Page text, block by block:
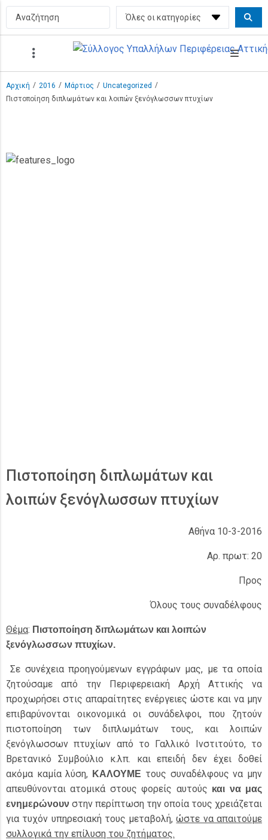
Αρχική / 2016 / Μάρτιος / Uncategorized /
Πιστοποίηση διπλωμάτων και λοιπών ξενόγλωσσων πτυχίων
Πιστοποίηση διπλωμάτων και
λοιπών ξενόγλωσσων πτυχίων
Αθήνα 10-3-2016
Αρ. πρωτ: 20
Προς
Όλους τους συναδέλφους
Θέμα: Πιστοποίηση διπλωμάτων και λοιπών
ξενόγλωσσων πτυχίων.
Σε συνέχεια προηγούμενων εγγράφων μας, με τα οποία
ζητούσαμε από την Περιφερειακή Αρχή Αττικής να
προχωρήσει στις απαραίτητες ενέργειες ώστε και να μην
επιβαρύνονται οικονομικά οι συνάδελφοι, που ζητούν
πιστοποίηση των διπλωμάτων τους, και λοιπών
ξενόγλωσσων πτυχίων από το Γαλλικό Ινστιτούτο, το
Βρετανικό Συμβούλιο κ.λπ. και επειδή δεν έχει δοθεί
ακόμα καμία λύση, ΚΑΛΟΥΜΕ τους συναδέλφους να μην
απευθύνονται ατομικά στους φορείς αυτούς και να μας
ενημερώνουν στην περίπτωση την οποία τους χρειάζεται
για τυχόν υπηρεσιακή τους μεταβολή,ώστε να απαιτούμε
συλλογικά την επίλυση του ζητήματος.